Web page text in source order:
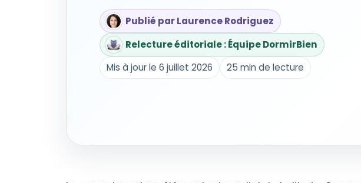
Publié par Laurence Rodriguez
Relecture éditoriale : Équipe DormirBien
Mis à jour le 6 juillet 2026
25 min de lecture